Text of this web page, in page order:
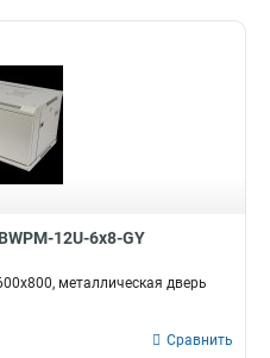
12U-6x8-GY
металлическая дверь
Сравнить